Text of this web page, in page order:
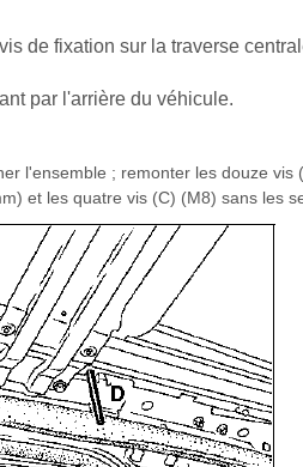
de fixation sur la traverse
par l'arrière du véhicule.
l'ensemble ; remonter les douze vis
et les quatre vis (C) (M8) sans les